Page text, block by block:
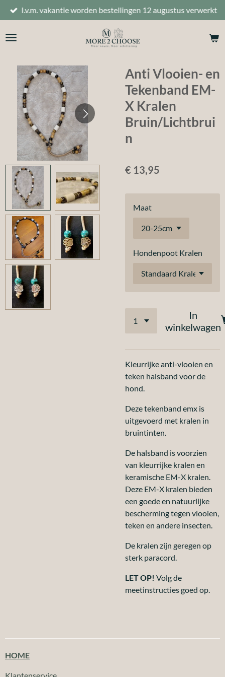
Ga
direct
naar
I.v.m. vakantie worden bestellingen 12 augustus verwerkt
Anti Vlooien- en
Tekenband EM-
X Kralen
Bruin/Lichtbrui
n
€ 13,95
Maat
Hondenpoot Kralen
In
winkelwagen
Kleurrijke anti-vlooien en
teken halsband voor de
hond.
Deze tekenband emx is
uitgevoerd met kralen in
bruintinten.
De halsband is voorzien
van kleurrijke kralen en
keramische EM-X kralen.
Deze EM-X kralen bieden
een goede en natuurlijke
bescherming tegen vlooien,
teken en andere insecten.
De kralen zijn geregen op
sterk paracord.
LET OP! Volg de
meetinstructies goed op.
HOME